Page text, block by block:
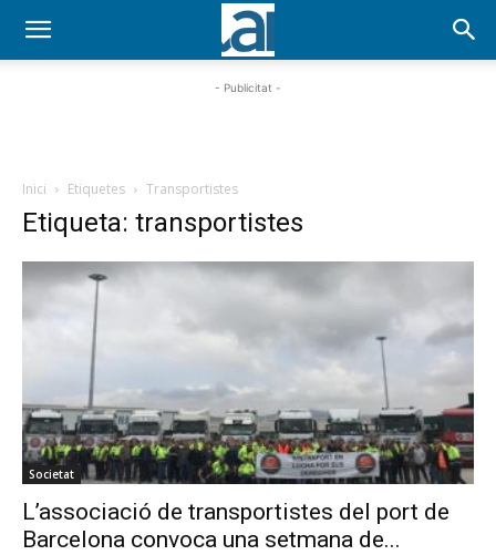
- Publicitat -
Inici Etiquetes Transportistes
Etiqueta: transportistes
Societat
L’associació de transportistes del port de
Barcelona convoca una setmana de...